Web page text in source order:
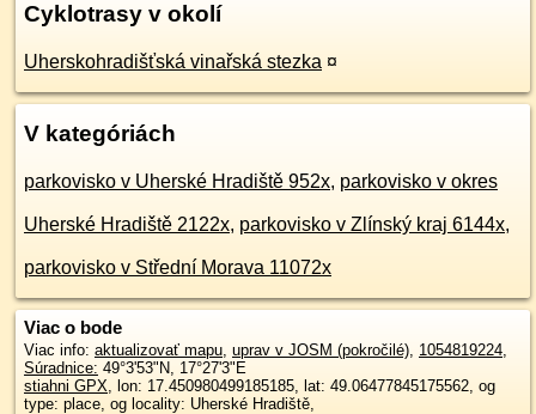
Cyklotrasy v okolí
Uherskohradišťská vinařská stezka ¤
V kategóriách
parkovisko v Uherské Hradiště 952x, parkovisko v okres
Uherské Hradiště 2122x, parkovisko v Zlínský kraj 6144x,
parkovisko v Střední Morava 11072x
Viac o bode
Viac info: aktualizovať mapu, uprav v JOSM (pokročilé), 1054819224,
Súradnice: 49°3'53"N, 17°27'3"E
stiahni GPX, lon: 17.450980499185185, lat: 49.06477845175562, og
type: place, og locality: Uherské Hradiště,